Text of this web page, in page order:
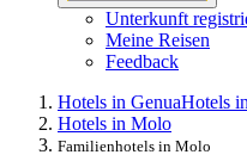
Unterkunft
Meine Reisen
Feedback
Hotels in GenuaHotels
Hotels in Molo
Familienhotels in Molo